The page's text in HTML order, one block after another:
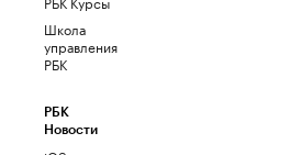
Школа
управления
РБК
РБК
Новости